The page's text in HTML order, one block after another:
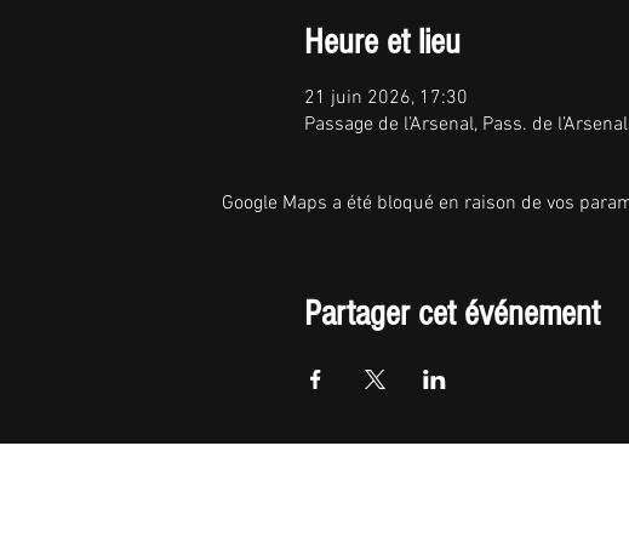
Heure et lieu
21 juin 2026, 17:30
Passage de l’Arsenal, Pass. de
Google Maps a été bloqué en raison de vos
Partager cet événement